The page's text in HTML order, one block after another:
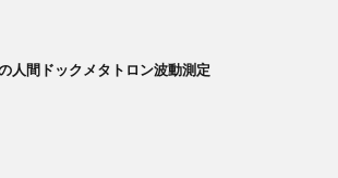
人間ドックメタトロン波動測定